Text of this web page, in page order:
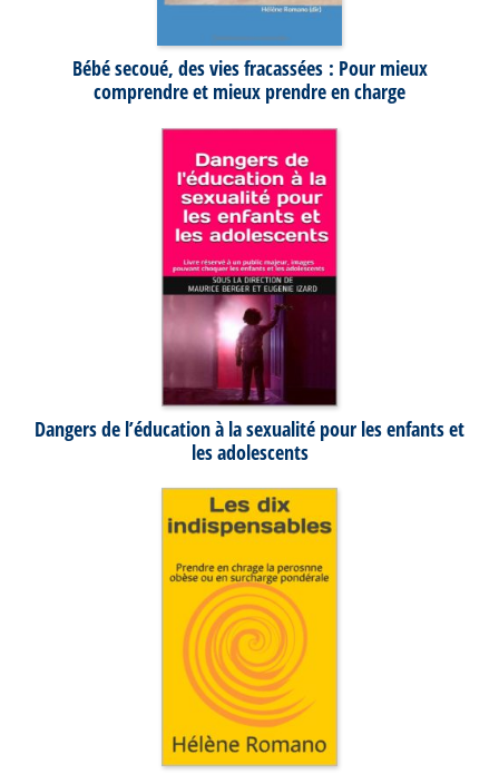
Bébé secoué, des vies fracassées : Pour mieux
comprendre et mieux prendre en charge
Dangers de l’éducation à la sexualité pour les enfants et
les adolescents